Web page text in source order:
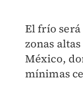
El frío será
zonas
México,
mínimas